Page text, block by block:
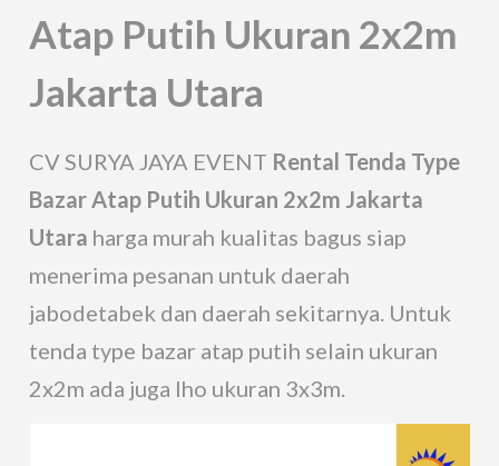
Atap Putih Ukuran 2x2m
Jakarta Utara
CV SURYA JAYA EVENT Rental Tenda Type
Bazar Atap Putih Ukuran 2x2m Jakarta
Utara harga murah kualitas bagus siap
menerima pesanan untuk daerah
jabodetabek dan daerah sekitarnya. Untuk
tenda type bazar atap putih selain ukuran
2x2m ada juga lho ukuran 3x3m.